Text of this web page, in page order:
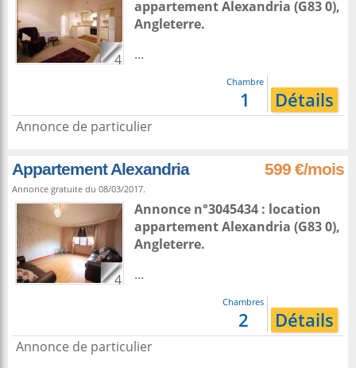
4
appartementAlexandria (G83 0),
Angleterre.
...
Chambre
1 Détails
Annonce de particulier
Appartement Alexandria 599 €/mois
Annonce gratuite du 08/03/2017.
4
Annonce n°3045434 : location
appartementAlexandria (G83 0),
Angleterre.
...
Chambres
2 Détails
Annonce de particulier